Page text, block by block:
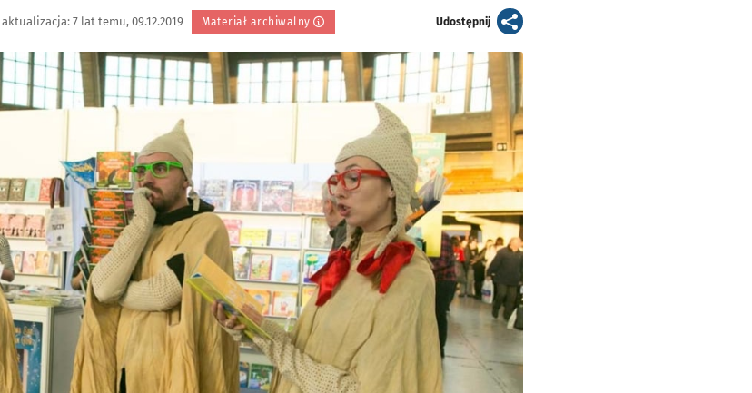
aktualizacja: 7 lat temu, 09.12.2019 Materiał archiwalny Udostępnijartykuł